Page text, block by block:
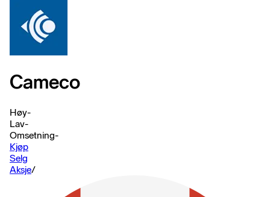
Cameco
Høy-
Lav-
Omsetning-
Kjøp
Selg
Aksje/